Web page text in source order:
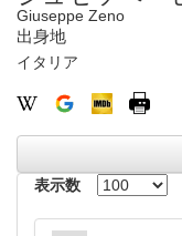
Giuseppe Zeno
出身地
イタリア
表示数